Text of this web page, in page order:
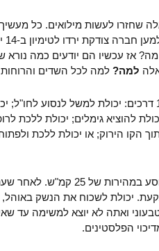
שחזרו לעשות מילואים. כל
אז עכשיו הם יודעים כמה נורא
למה? למה לכל השדים
יכולת הרי להימנע מכך ב-1,000 דרכים: יכולת למשל
להוציא גימלים; יכולת ללכת
הקו הירוק; או יכולת ללכת
אומרים לך לנסוע בג’יפ, אתה נוסע
יכולת לשכוח את הנשק
ואתה לא יוצא למשימה עד